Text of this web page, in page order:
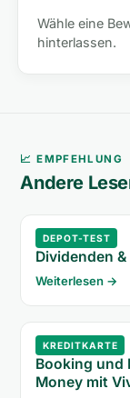
Wähle eine
hinterlassen.
📈 EMPFEHLUNG
Andere
DEPOT-TEST
Dividenden
Weiterlesen →
KREDITKARTE
Booking und
Money